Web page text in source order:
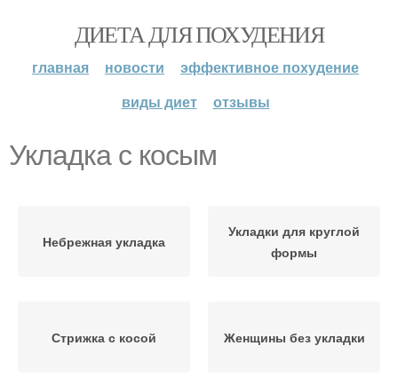
ДИЕТА ДЛЯ ПОХУДЕНИЯ
главная новости
эффективное похудение
виды диет
отзывы
Укладка с косым
Небрежная укладка
Укладки для круглой
формы
Стрижка с косой Женщины без укладки